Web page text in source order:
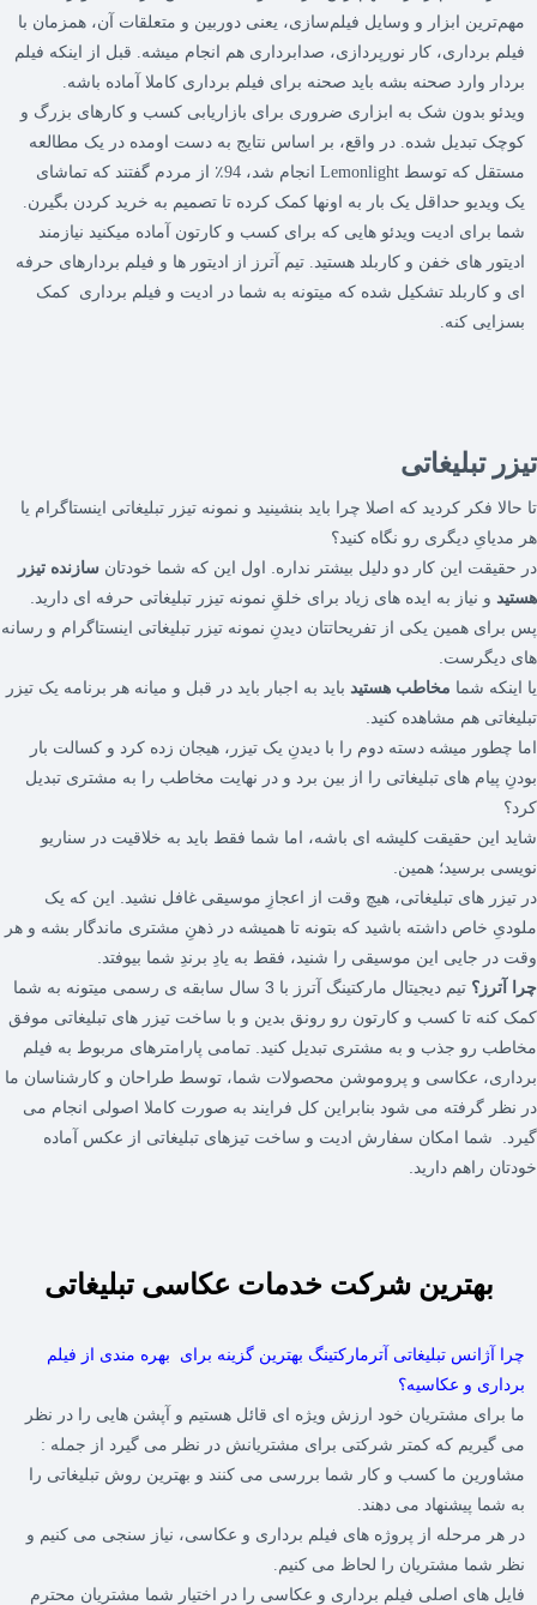
مهم‌ترین ابزار و وسایل فیلم‌سازی، یعنی دوربین و متعلقات آن، همزمان با
فیلم برداری، کار نورپردازی، صدابرداری هم انجام میشه. قبل از اینکه فیلم
بردار وارد صحنه بشه باید صحنه برای فیلم برداری کاملا آماده باشه.
ویدئو بدون شک به ابزاری ضروری برای بازاریابی کسب و کارهای بزرگ و
کوچک تبدیل شده. در واقع، بر اساس نتایج به دست اومده در یک مطالعه
مستقل که توسط Lemonlight انجام شد، 94٪ از مردم گفتند که تماشای
یک ویدیو حداقل یک بار به اونها کمک کرده تا تصمیم به خرید کردن بگیرن.
شما برای ادیت ویدئو هایی که برای کسب و کارتون آماده میکنید نیازمند
ادیتور های خفن و کاربلد هستید. تیم آترز از ادیتور ها و فیلم بردارهای حرفه
ای و کاربلد تشکیل شده که میتونه به شما در ادیت و فیلم برداری کمک
بسزایی کنه.
تیزر تبلیغاتی
تا حالا فکر کردید که اصلا چرا باید بنشینید و نمونه تیزر تبلیغاتی اینستاگرام یا
هر مدیایِ دیگری رو نگاه کنید؟
در حقیقت این کار دو دلیل بیشتر نداره. اول این که شما خودتان سازنده تیزر
هستید و نیاز به ایده های زیاد برای خلقِ نمونه تیزر تبلیغاتی حرفه ای دارید.
پس برای همین یکی از تفریحاتتان دیدنِ نمونه تیزر تبلیغاتی اینستاگرام و رسانه
های دیگرست.
یا اینکه شما مخاطب هستید باید به اجبار باید در قبل و میانه هر برنامه یک تیزر
تبلیغاتی هم مشاهده کنید.
اما چطور میشه دسته دوم را با دیدنِ یک تیزر، هیجان زده کرد و کسالت بار
بودنِ پیام های تبلیغاتی را از بین برد و در نهایت مخاطب را به مشتری تبدیل
کرد؟
شاید این حقیقت کلیشه ای باشه، اما شما فقط باید به خلاقیت در سناریو
نویسی برسید؛ همین.
در تیزر های تبلیغاتی، هیچ وقت از اعجازِ موسیقی غافل نشید. این که یک
ملودیِ خاص داشته باشید که بتونه تا همیشه در ذهنِ مشتری ماندگار بشه و هر
وقت در جایی این موسیقی را شنید، فقط به یادِ برندِ شما بیوفتد.
چرا آترز؟
تیم دیجیتال مارکتینگ آترز با 3 سال سابقه ی رسمی میتونه به شما
کمک کنه تا کسب و کارتون رو رونق بدین و با ساخت تیزر های تبلیغاتی موفق
مخاطب رو جذب و به مشتری تبدیل کنید. تمامی پارامترهای مربوط به فیلم
برداری، عکاسی و پروموشن محصولات شما، توسط طراحان و کارشناسان ما
در نظر گرفته می شود بنابراین کل فرایند به صورت کاملا اصولی انجام می
گیرد. شما امکان سفارش ادیت و ساخت تیزهای تبلیغاتی از عکس آماده
خودتان راهم دارید.
بهترین شرکت خدمات عکاسی تبلیغاتی
چرا آژانس تبلیغاتی آترمارکتینگ بهترین گزینه برای بهره مندی از فیلم
برداری و عکاسیه؟
ما برای مشتریان خود ارزش ویژه ای قائل هستیم و آپشن هایی را در نظر
می گیریم که کمتر شرکتی برای مشتریانش در نظر می گیرد از جمله :
مشاورین ما کسب و کار شما بررسی می کنند و بهترین روش تبلیغاتی را
به شما پیشنهاد می دهند.
در هر مرحله از پروژه های فیلم برداری و عکاسی، نیاز سنجی می کنیم و
نظر شما مشتریان را لحاظ می کنیم.
فایل های اصلی فیلم برداری و عکاسی را در اختیار شما مشتریان محترم